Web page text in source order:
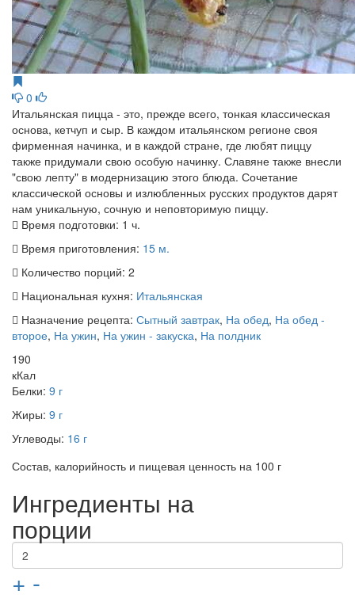
0
Итальянская пицца - это, прежде всего, тонкая классическая
основа, кетчуп и сыр. В каждом итальянском регионе своя
фирменная начинка, и в каждой стране, где любят пиццу
также придумали свою особую начинку. Славяне также внесли
"свою лепту" в модернизацию этого блюда. Сочетание
классической основы и излюбленных русских продуктов дарят
нам уникальную, сочную и неповторимую пиццу.
Время подготовки: 1 ч.
Время приготовления: 15 м.
Количество порций: 2
Национальная кухня: Итальянская
Назначение рецепта: Сытный завтрак, На обед, На обед -
второе, На ужин, На ужин - закуска, На полдник
190
кКал
Белки: 9 г
Жиры: 9 г
Углеводы: 16 г
Состав, калорийность и пищевая ценность на 100 г
Ингредиенты на
порции
+ -